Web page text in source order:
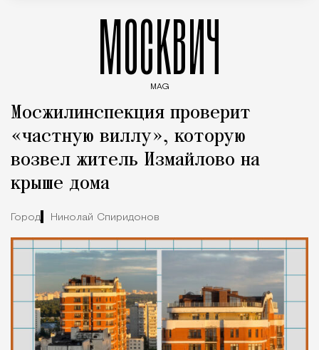
МОСКВИЧ
MAG
Мосжилинспекция проверит
«частную виллу», которую
возвел житель Измайлово на
крыше дома
Город Николай Спиридонов